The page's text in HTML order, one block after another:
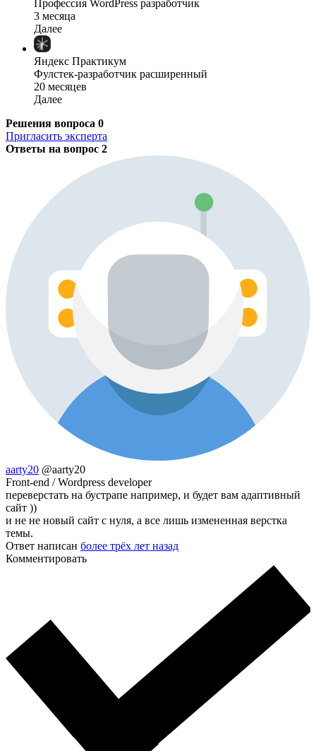
Профессия WordPress разработчик
3 месяца
Далее
Яндекс Практикум
Фулстек-разработчик расширенный
20 месяцев
Далее
Решения вопроса 0
Пригласить эксперта
Ответы на вопрос 2
aarty20 @aarty20
Front-end / Wordpress developer
переверстать на бустрапе например, и будет вам адаптивный
сайт ))
и не не новый сайт с нуля, а все лишь измененная верстка
темы.
Ответ написан более трёх лет назад
Комментировать